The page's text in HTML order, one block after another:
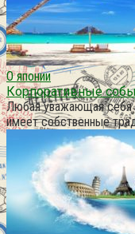
О японии
Корпоративные
Любая уважающая себя
имеет собственные